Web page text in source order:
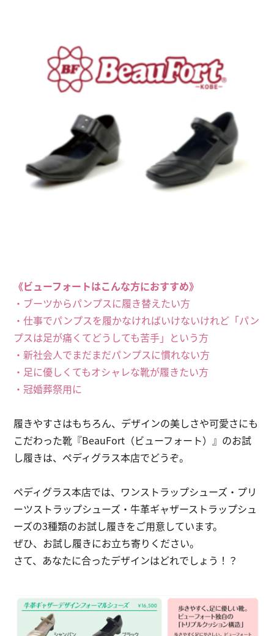
《ビューフォートはこんな方におすすめ》
・ブーツからパンプスに履き替えたい方
・仕事でパンプスを履かなければいけないけれど「パン
プスは足が痛くてどうしても苦手」という方
・新社会人でまだまだパンプスに慣れない方
・足に優しくてもオシャレな靴が履きたい方
・冠婚葬祭用に
履きやすさはもちろん、デザインの美しさや可愛さにも
こだわった靴『BeauFort（ビューフォート）』のお試
し履きは、ペディグラス本店でどうぞ。
ペディグラス本店では、ワンストラップシューズ・プリ
ーツストラップシューズ・牛革ギャザーストラップシュ
ーズの3種類のお試し履きをご用意しています。
ぜひ、お試し履きにお立ち寄りください。
さて、あなたに合ったデザインはどれでしょう！？